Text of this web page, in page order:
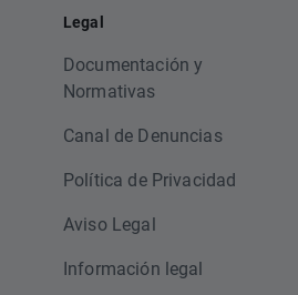
Legal
Documentación y
Normativas
Canal de Denuncias
Política de Privacidad
Aviso Legal
Información legal